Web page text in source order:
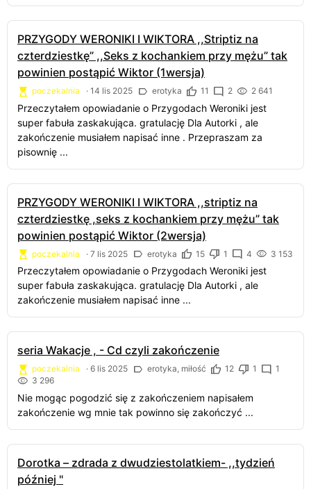
PRZYGODY WERONIKI I WIKTORA ,,Striptiz na
czterdziestkę” ,,Seks z kochankiem przy mężu” tak
powinien postąpić Wiktor (1wersja)
poczekalnia · 14 lis 2025 erotyka 11 2 2 641
Przeczytałem opowiadanie o Przygodach Weroniki jest
super fabuła zaskakująca. gratulację Dla Autorki , ale
zakończenie musiałem napisać inne . Przepraszam za
pisownię ...
PRZYGODY WERONIKI I WIKTORA ,,striptiz na
czterdziestkę ,seks z kochankiem przy mężu” tak
powinien postąpić Wiktor (2wersja)
poczekalnia · 7 lis 2025 erotyka 15 1 4 3 153
Przeczytałem opowiadanie o Przygodach Weroniki jest
super fabuła zaskakująca. gratulację Dla Autorki , ale
zakończenie musiałem napisać inne ...
seria Wakacje , - Cd czyli zakończenie
poczekalnia · 6 lis 2025 erotyka, miłość 12 1
1
3 296
Nie mogąc pogodzić się z zakończeniem napisałem
zakończenie wg mnie tak powinno się zakończyć ...
Dorotka – zdrada z dwudziestolatkiem- ,,tydzień
później "